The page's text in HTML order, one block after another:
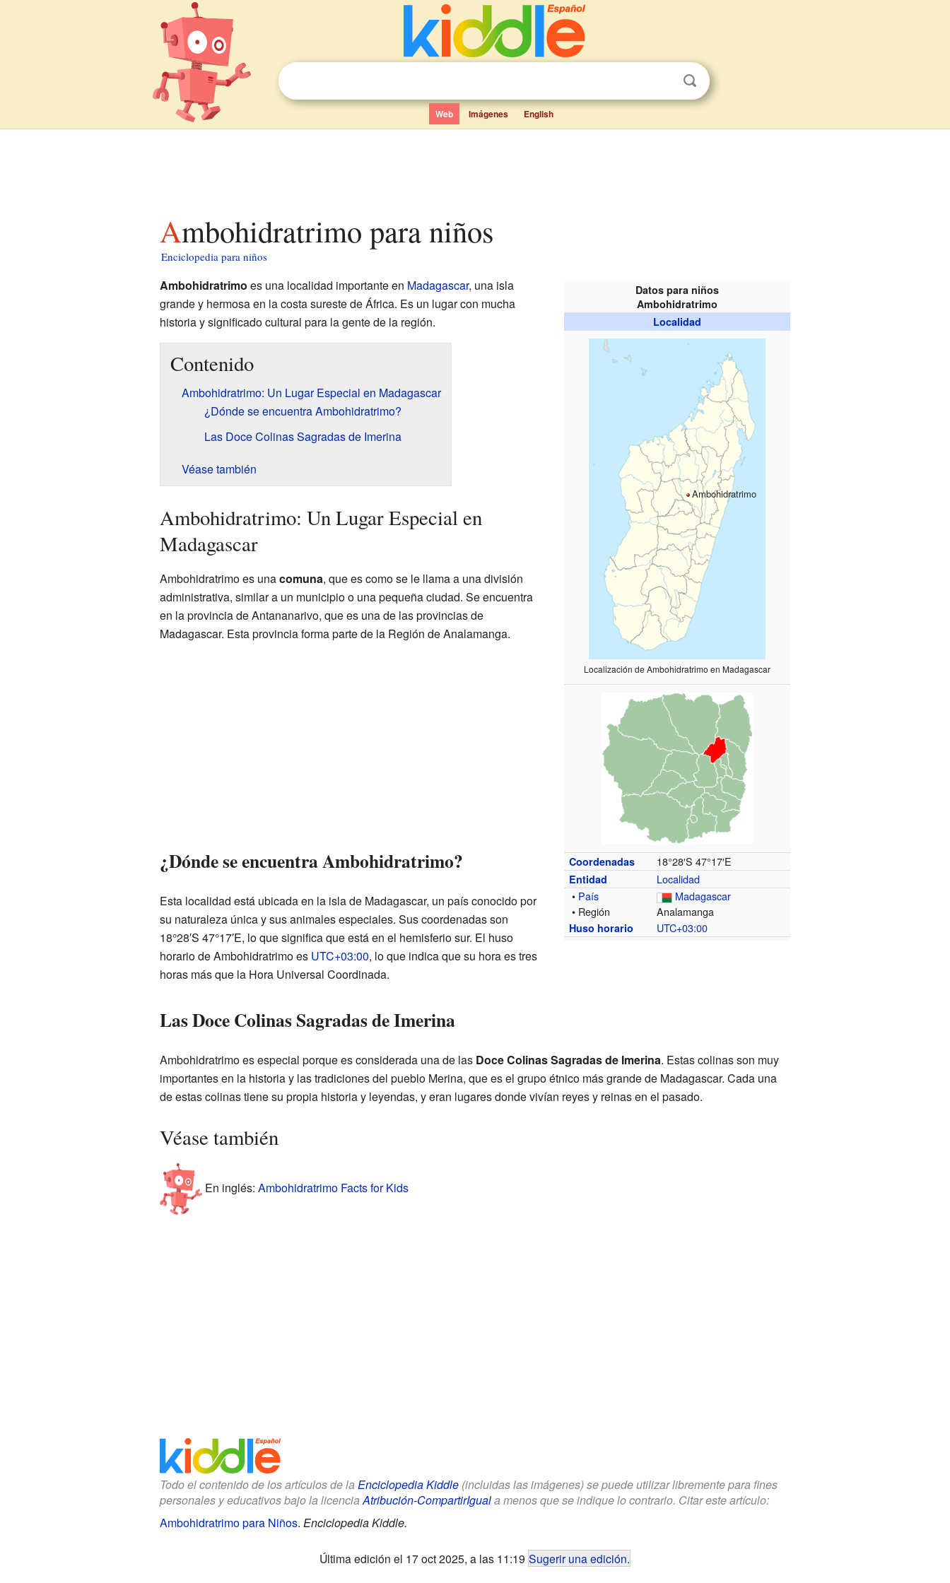
Web Imágenes English
Ambohidratrimo para niños
Enciclopedia para niños
Datos para niños
Ambohidratrimo
Localidad
Ambohidratrimo
Localización de Ambohidratrimo en Madagascar
Coordenadas 18°28′S 47°17′E
Entidad
Localidad
• País
Madagascar
• Región
Analamanga
Huso horario UTC+03:00
Ambohidratrimo es una localidad importante en Madagascar, una isla
grande y hermosa en la costa sureste de África. Es un lugar con mucha
historia y significado cultural para la gente de la región.
Contenido
Ambohidratrimo: Un Lugar Especial en Madagascar
¿Dónde se encuentra Ambohidratrimo?
Las Doce Colinas Sagradas de Imerina
Véase también
Ambohidratrimo: Un Lugar Especial en
Madagascar
Ambohidratrimo es unacomuna, que es como se le llama a una división
administrativa, similar a un municipio o una pequeña ciudad. Se encuentra
en la provincia de Antananarivo, que es una de las provincias de
Madagascar. Esta provincia forma parte de la Región de Analamanga.
¿Dónde se encuentra Ambohidratrimo?
Esta localidad está ubicada en la isla de Madagascar, un país conocido por
su naturaleza única y sus animales especiales. Sus coordenadas son
18°28′S 47°17′E, lo que significa que está en el hemisferio sur. El huso
horario de Ambohidratrimo es UTC+03:00, lo que indica que su hora es tres
horas más que la Hora Universal Coordinada.
Las Doce Colinas Sagradas de Imerina
Ambohidratrimo es especial porque es considerada una de las Doce Colinas Sagradas de Imerina. Estas colinas son muy
importantes en la historia y las tradiciones del pueblo Merina, que es el grupo étnico más grande de Madagascar. Cada una
de estas colinas tiene su propia historia y leyendas, y eran lugares donde vivían reyes y reinas en el pasado.
Véase también
En inglés: Ambohidratrimo Facts for Kids
Todo el contenido de los artículos de la Enciclopedia Kiddle(incluidas las imágenes) se puede utilizar libremente para fines
personales y educativos bajo la licenciaAtribución-CompartirIguala menos que se indique lo contrario. Citar este artículo:
Ambohidratrimo para Niños. Enciclopedia Kiddle.
Última edición el 17 oct 2025, a las 11:19 Sugerir una edición.